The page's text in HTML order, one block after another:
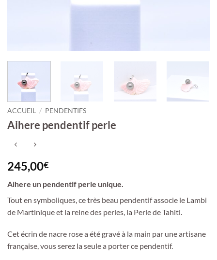
ACCUEIL / PENDENTIFS
Aihere pendentif perle
245,00€
Aihere un pendentif perle unique.
Tout en symboliques, ce très beau pendentif associe le Lambi
de Martinique et la reine des perles, la Perle de Tahiti.
Cet écrin de nacre rose a été gravé à la main par une artisane
française, vous serez la seule a porter ce pendentif.